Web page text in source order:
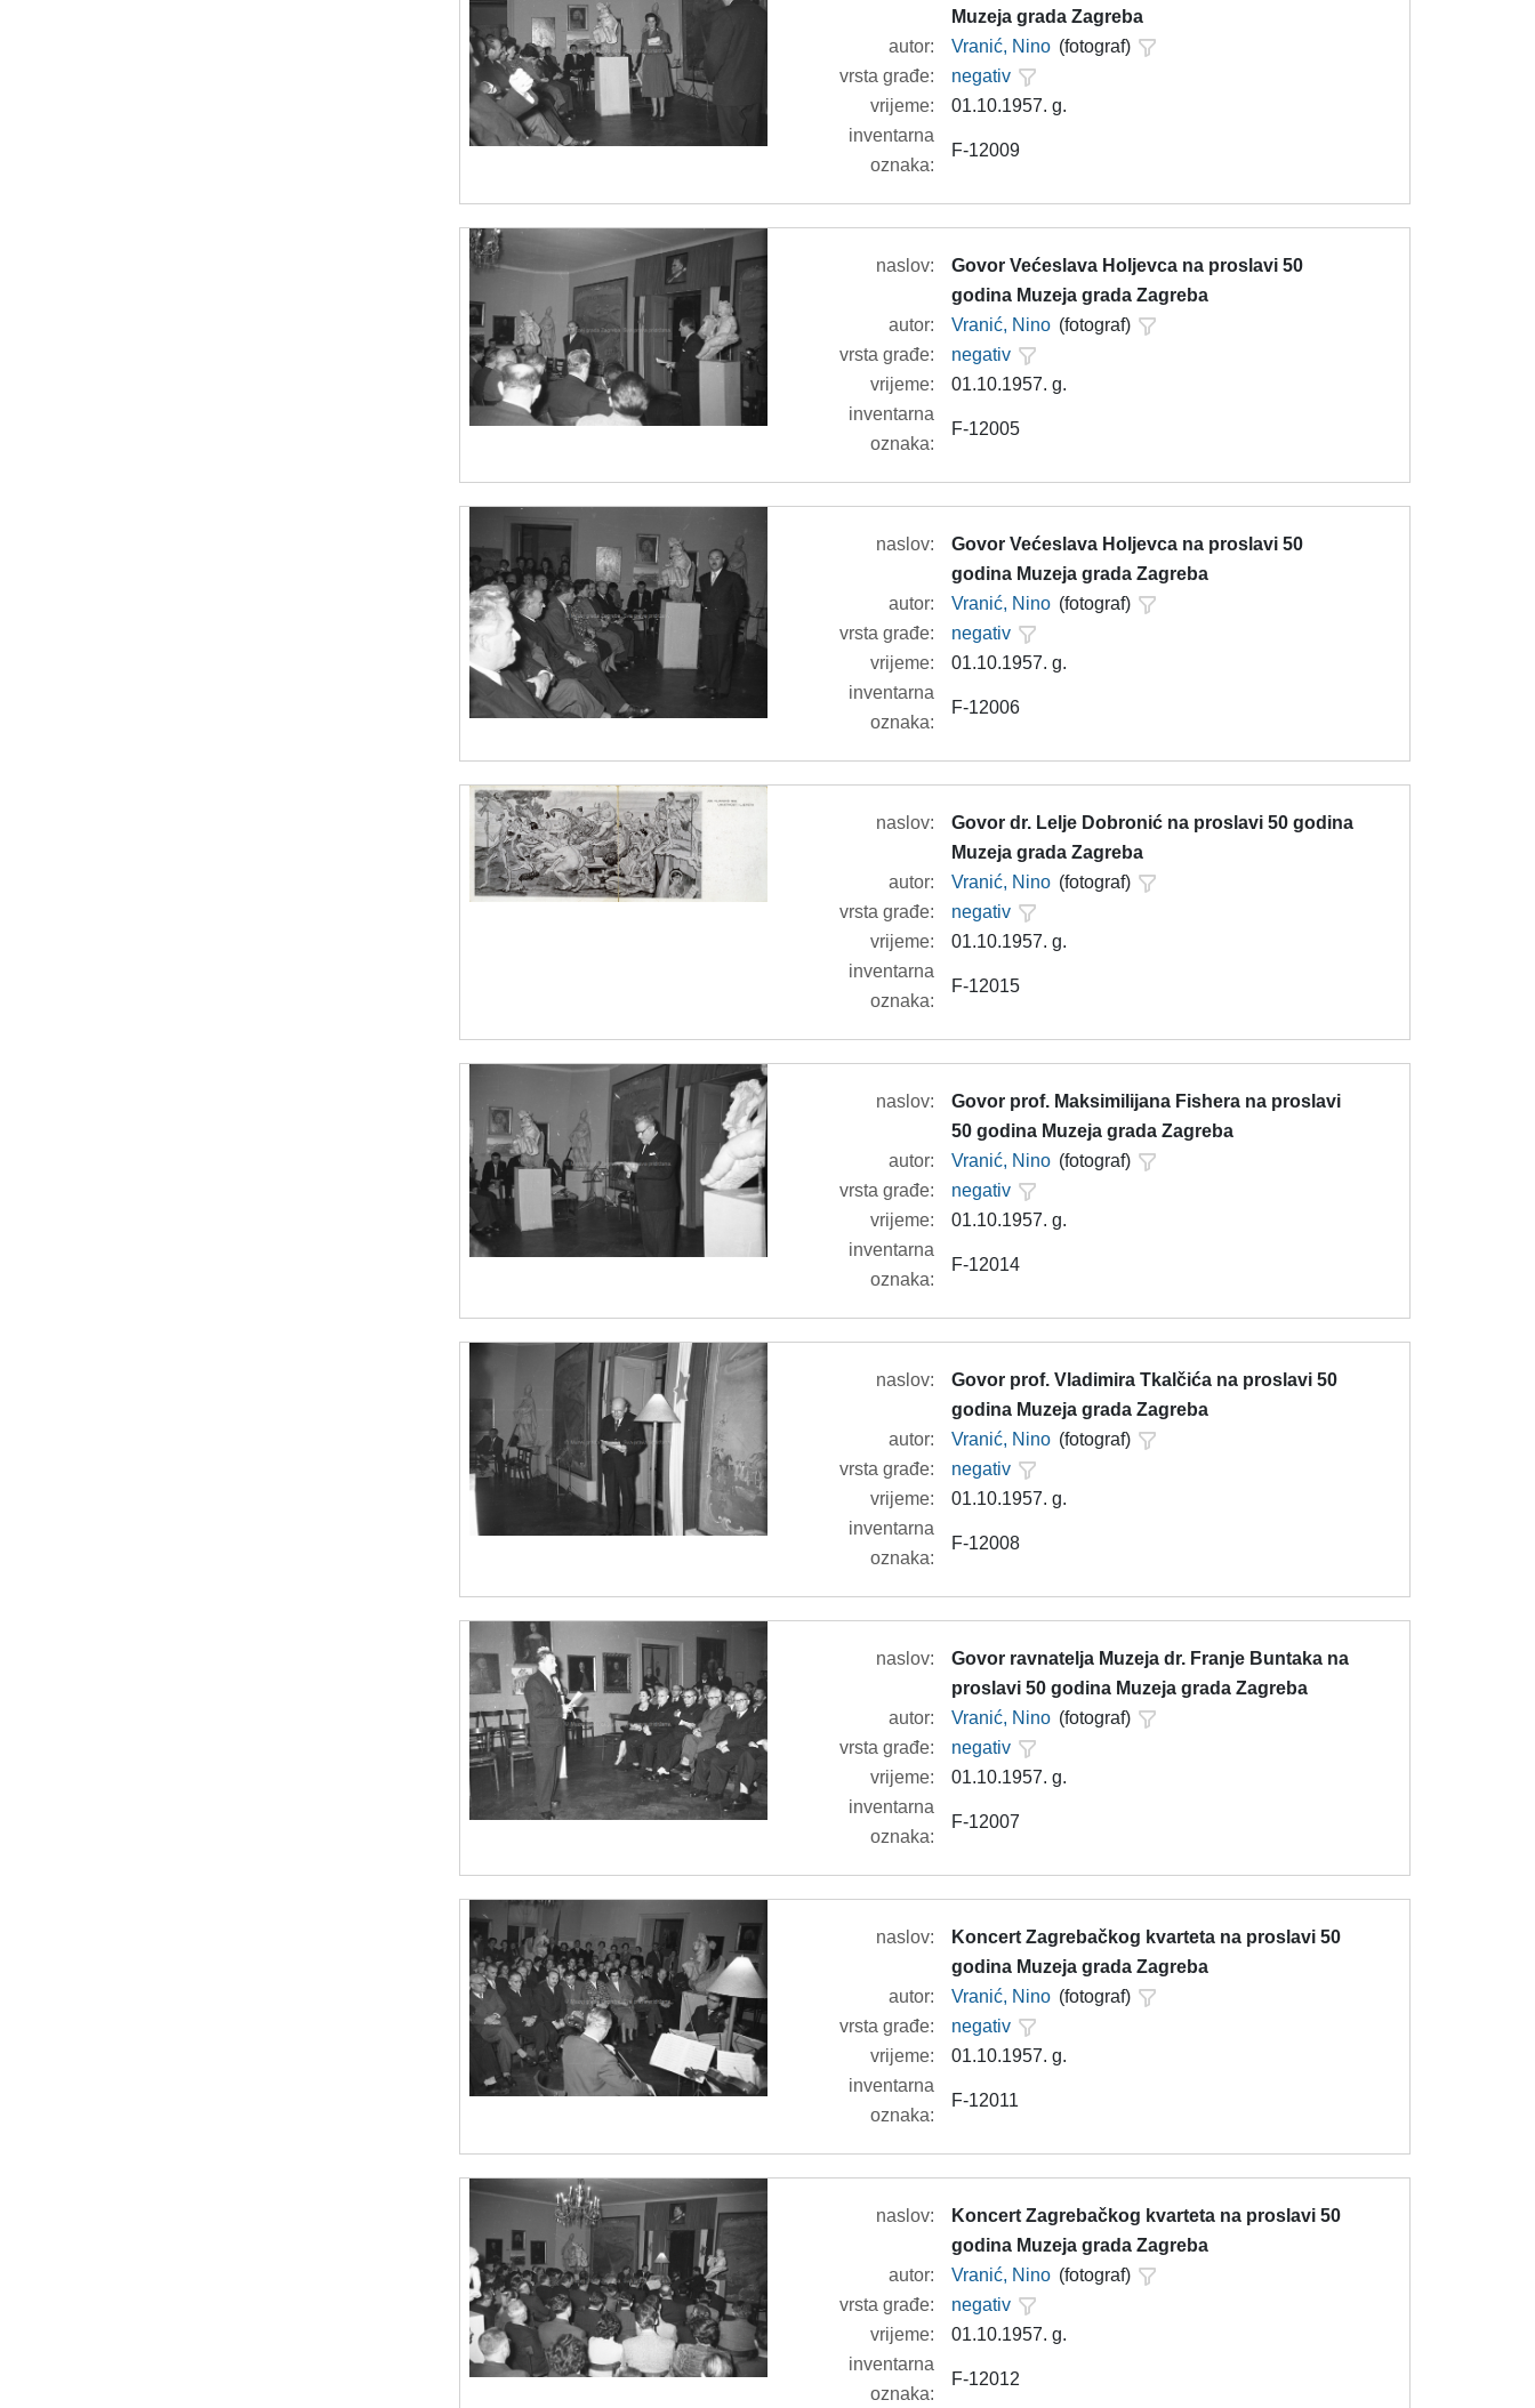
Muzeja grada Zagreba
autor:
Vranić, Nino (fotograf)
vrsta građe:
negativ
vrijeme:
01.10.1957. g.
inventarna
oznaka:
F-12009
naslov:
Govor Većeslava Holjevca na proslavi 50
godina Muzeja grada Zagreba
autor:
Vranić, Nino (fotograf)
vrsta građe:
negativ
vrijeme:
01.10.1957. g.
inventarna
oznaka:
F-12005
naslov:
Govor Većeslava Holjevca na proslavi 50
godina Muzeja grada Zagreba
autor:
Vranić, Nino (fotograf)
vrsta građe:
negativ
vrijeme:
01.10.1957. g.
inventarna
oznaka:
F-12006
naslov:
Govor dr. Lelje Dobronić na proslavi 50 godina
Muzeja grada Zagreba
autor:
Vranić, Nino (fotograf)
vrsta građe:
negativ
vrijeme:
01.10.1957. g.
inventarna
oznaka:
F-12015
naslov:
Govor prof. Maksimilijana Fishera na proslavi
50 godina Muzeja grada Zagreba
autor:
Vranić, Nino (fotograf)
vrsta građe:
negativ
vrijeme:
01.10.1957. g.
inventarna
oznaka:
F-12014
naslov:
Govor prof. Vladimira Tkalčića na proslavi 50
godina Muzeja grada Zagreba
autor:
Vranić, Nino (fotograf)
vrsta građe:
negativ
vrijeme:
01.10.1957. g.
inventarna
oznaka:
F-12008
naslov:
Govor ravnatelja Muzeja dr. Franje Buntaka na
proslavi 50 godina Muzeja grada Zagreba
autor:
Vranić, Nino (fotograf)
vrsta građe:
negativ
vrijeme:
01.10.1957. g.
inventarna
oznaka:
F-12007
naslov:
Koncert Zagrebačkog kvarteta na proslavi 50
godina Muzeja grada Zagreba
autor:
Vranić, Nino (fotograf)
vrsta građe:
negativ
vrijeme:
01.10.1957. g.
inventarna
oznaka:
F-12011
naslov:
Koncert Zagrebačkog kvarteta na proslavi 50
godina Muzeja grada Zagreba
autor:
Vranić, Nino (fotograf)
vrsta građe:
negativ
vrijeme:
01.10.1957. g.
inventarna
oznaka:
F-12012